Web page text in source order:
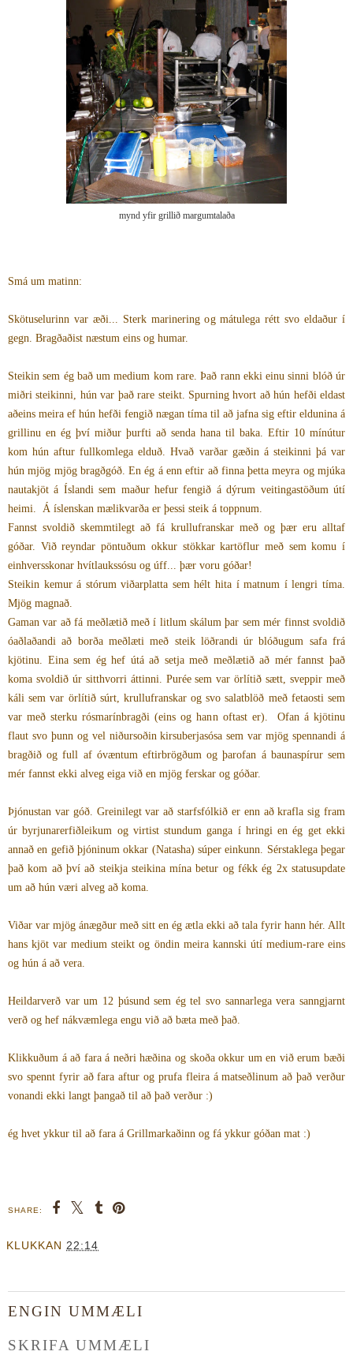
mynd yfir grillið margumtalaða
Smá um matinn:
Skötuselurinn var æði... Sterk marinering og mátulega rétt svo eldaður í
gegn. Bragðaðist næstum eins og humar.
Steikin sem ég bað um medium kom rare. Það rann ekki einu sinni blóð úr
miðri steikinni, hún var það rare steikt. Spurning hvort að hún hefði eldast
aðeins meira ef hún hefði fengið nægan tíma til að jafna sig eftir eldunina á
grillinu en ég því miður þurfti að senda hana til baka. Eftir 10 mínútur
kom hún aftur fullkomlega elduð. Hvað varðar gæðin á steikinni þá var
hún mjög mjög bragðgóð. En ég á enn eftir að finna þetta meyra og mjúka
nautakjöt á Íslandi sem maður hefur fengið á dýrum veitingastöðum útí
heimi. Á íslenskan mælikvarða er þessi steik á toppnum.
Fannst svoldið skemmtilegt að fá krullufranskar með og þær eru alltaf
góðar. Við reyndar pöntuðum okkur stökkar kartöflur með sem komu í
einhversskonar hvítlaukssósu og úff... þær voru góðar!
Steikin kemur á stórum viðarplatta sem hélt hita í matnum í lengri tíma.
Mjög magnað.
Gaman var að fá meðlætið með í litlum skálum þar sem mér finnst svoldið
óaðlaðandi að borða meðlæti með steik löðrandi úr blóðugum safa frá
kjötinu. Eina sem ég hef útá að setja með meðlætið að mér fannst það
koma svoldið úr sitthvorri áttinni. Purée sem var örlítið sætt, sveppir með
káli sem var örlítið súrt, krullufranskar og svo salatblöð með fetaosti sem
var með sterku rósmarínbragði (eins og hann oftast er). Ofan á kjötinu
flaut svo þunn og vel niðursoðin kirsuberjasósa sem var mjög spennandi á
bragðið og full af óvæntum eftirbrögðum og þarofan á baunaspírur sem
mér fannst ekki alveg eiga við en mjög ferskar og góðar.
Þjónustan var góð. Greinilegt var að starfsfólkið er enn að krafla sig fram
úr byrjunarerfiðleikum og virtist stundum ganga í hringi en ég get ekki
annað en gefið þjóninum okkar (Natasha) súper einkunn. Sérstaklega þegar
það kom að því að steikja steikina mína betur og fékk ég 2x statusupdate
um að hún væri alveg að koma.
Viðar var mjög ánægður með sitt en ég ætla ekki að tala fyrir hann hér. Allt
hans kjöt var medium steikt og öndin meira kannski útí medium-rare eins
og hún á að vera.
Heildarverð var um 12 þúsund sem ég tel svo sannarlega vera sanngjarnt
verð og hef nákvæmlega engu við að bæta með það.
Klikkuðum á að fara á neðri hæðina og skoða okkur um en við erum bæði
svo spennt fyrir að fara aftur og prufa fleira á matseðlinum að það verður
vonandi ekki langt þangað til að það verður :)
ég hvet ykkur til að fara á Grillmarkaðinn og fá ykkur góðan mat :)
SHARE:
KLUKKAN 22:14
ENGIN UMMÆLI
SKRIFA UMMÆLI